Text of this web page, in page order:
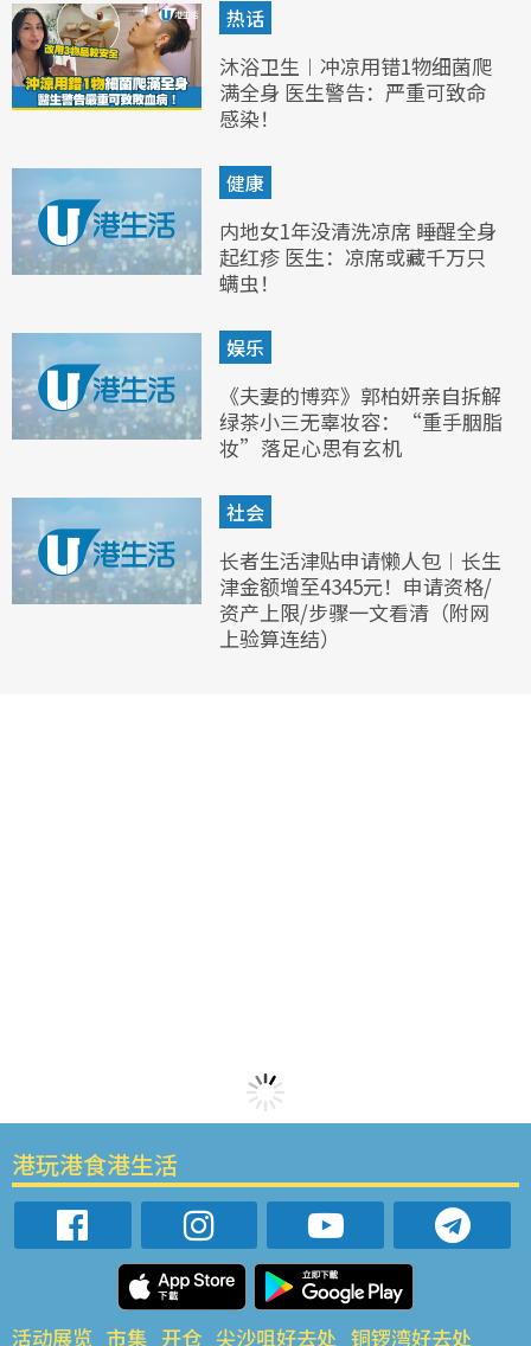
热话
沐浴卫生︱冲凉用错1物细菌爬
满全身 医生警告：严重可致命
感染！
健康
内地女1年没清洗凉席 睡醒全身
起红疹 医生：凉席或藏千万只
螨虫！
娱乐
《夫妻的博弈》郭柏妍亲自拆解
绿茶小三无辜妆容：“重手胭脂
妆”落足心思有玄机
社会
长者生活津贴申请懒人包︱长生
津金额增至4345元！申请资格/
资产上限/步骤一文看清（附网
上验算连结）
港玩港食港生活
活动展览 市集 开仓 尖沙咀好去处 铜锣湾好去处